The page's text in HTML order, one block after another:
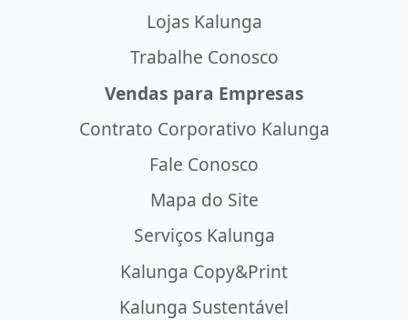
Lojas Kalunga
Trabalhe Conosco
Vendas para Empresas
Contrato Corporativo Kalunga
Fale Conosco
Mapa do Site
Serviços Kalunga
Kalunga Copy&Print
Kalunga Sustentável